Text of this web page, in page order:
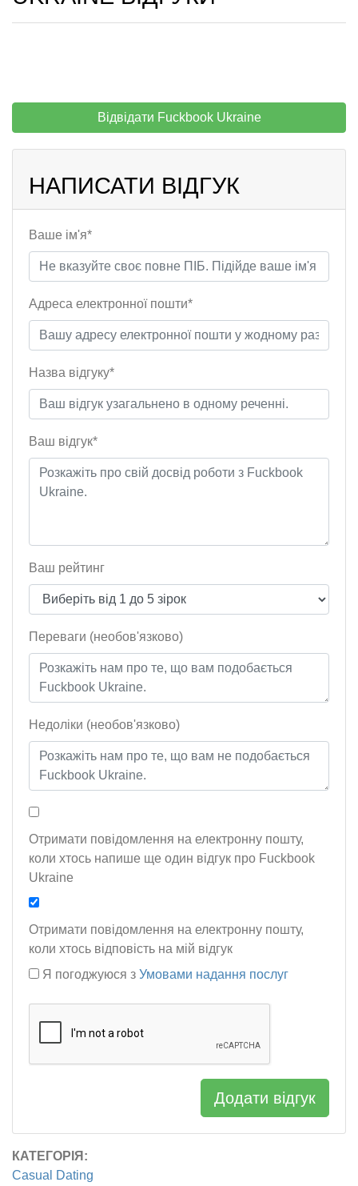
КАТЕГОРІЯ:
Casual Dating
Відвідати Fuckbook Ukraine
НАПИСАТИ ВІДГУК
Ваше ім'я*
Адреса електронної пошти*
Назва відгуку*
Ваш відгук*
Ваш рейтинг
Переваги (необов'язково)
Недоліки (необов'язково)
Отримати повідомлення на електронну пошту,
коли хтось напише ще один відгук про Fuckbook
Ukraine
Отримати повідомлення на електронну пошту,
коли хтось відповість на мій відгук
Я погоджуюся з Умовами надання послуг
Додати відгук